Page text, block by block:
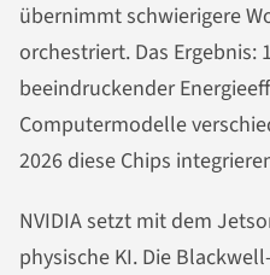
übernimmt schwierigere
orchestriert. Das Ergebnis:
beeindruckender
Computermodelle
2026 diese Chips
NVIDIA setzt mit dem
physische KI. Die